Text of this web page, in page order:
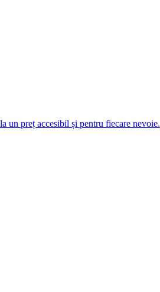
preț accesibil și pentru fiecare nevoie.